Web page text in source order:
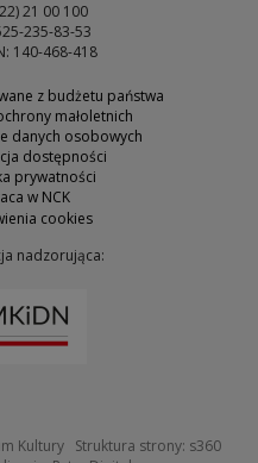
21 00 100
235-83-53
140-468-418
z budżetu państwa
małoletnich
danych osobowych
dostępności
prywatności
w NCK
cookies
nadzorująca:
KulturyStruktura strony: s360